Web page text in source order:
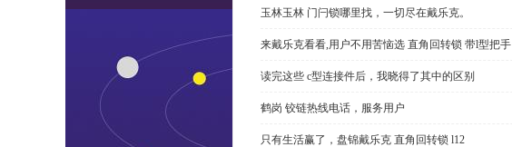
玉林玉林 门闩锁哪里找，一切尽在戴乐克。
来戴乐克看看,用户不用苦恼选 直角回转锁 带l型把手
读完这些 c型连接件后，我晓得了其中的区别
鹤岗 铰链热线电话，服务用户
只有生活赢了，盘锦戴乐克 直角回转锁 l12